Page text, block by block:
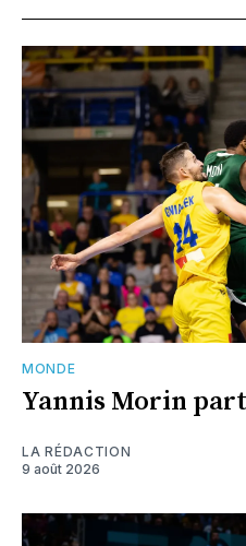
MONDE
Yannis Morin
LA RÉDACTION
9 août 2026